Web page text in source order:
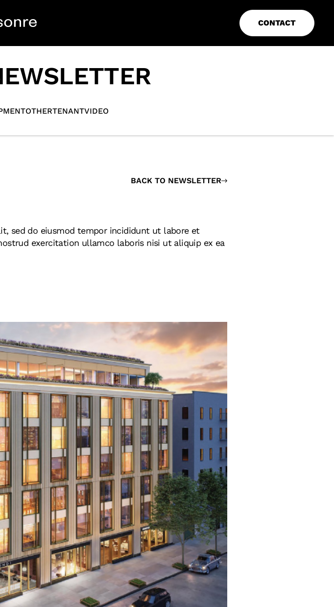
CONTACT
OTHERTENANTVIDEO
BACK TO NEWSLETTER
sed do eiusmod tempor incididunt ut labore et
exercitation ullamco laboris nisi ut aliquip ex ea